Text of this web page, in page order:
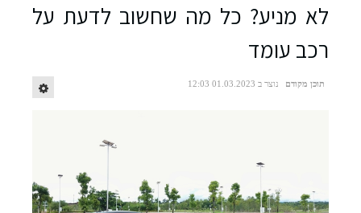
לא מניע? כל מה שחשוב לדעת על
רכב עומד
תוכן מקודם נוצר ב 01.03.2023 12:03